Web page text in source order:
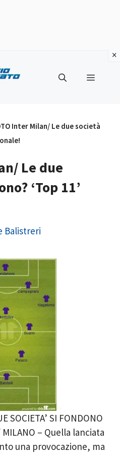
Menu
Inter Milan/ Le due società
Le due
‘Top 11’
Balistreri
SOCIETA’ SI FONDONO
MILANO – Quella lanciata
una provocazione, ma